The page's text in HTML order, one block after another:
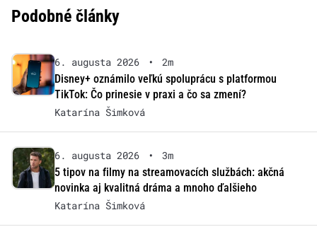
Podobné články
6. augusta 2026 •
2m
Disney+ oznámilo veľkú spoluprácu s platformou
TikTok: Čo prinesie v praxi a čo sa zmení?
Katarína Šimková
6. augusta 2026 •
3m
5 tipov na filmy na streamovacích službách: akčná
novinka aj kvalitná dráma a mnoho ďalšieho
Katarína Šimková